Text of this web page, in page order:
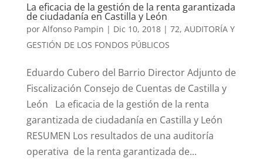
La eficacia de la gestión de la renta garantizada
de ciudadanía en Castilla y León
por Alfonso Pampin | Dic 10, 2018| 72, AUDITORÍA Y
GESTIÓN DE LOS FONDOS PÚBLICOS
Eduardo Cubero del Barrio Director Adjunto de
Fiscalización Consejo de Cuentas de Castilla y
León La eficacia de la gestión de la renta
garantizada de ciudadanía en Castilla y León
RESUMEN Los resultados de una auditoría
operativa de la renta garantizada de...